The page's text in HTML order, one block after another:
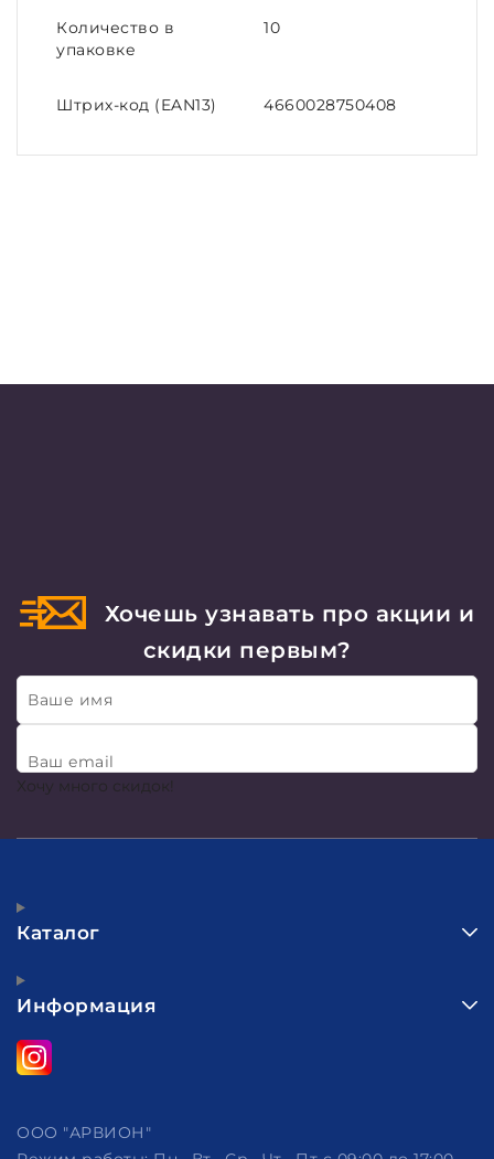
Количество в
упаковке
10
Штрих-код (EAN13) 4660028750408
Хочешь узнавать про акции и
скидки первым?
Ваше имя
Ваш email
Хочу много скидок!
Каталог
Информация
ООО "АРВИОН"